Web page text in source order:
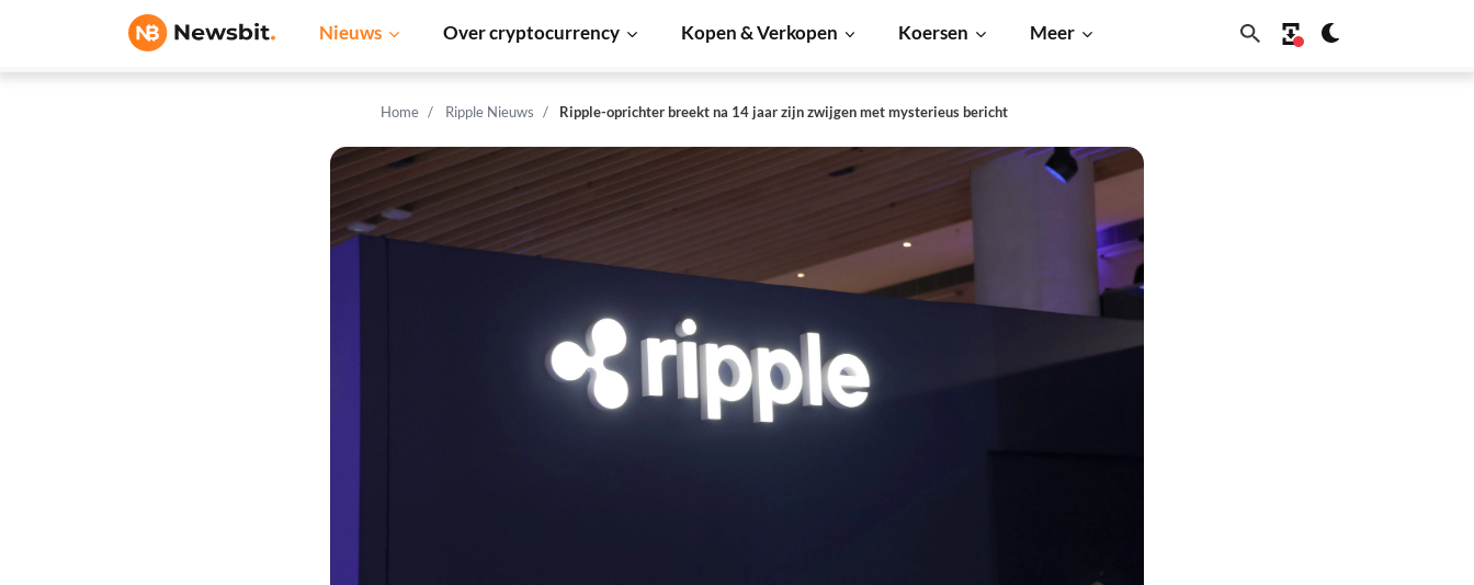
Nieuws Over cryptocurrency Kopen & Verkopen Koersen Meer
Home Ripple Nieuws Ripple-oprichter breekt na 14 jaar zijn zwijgen met mysterieus bericht